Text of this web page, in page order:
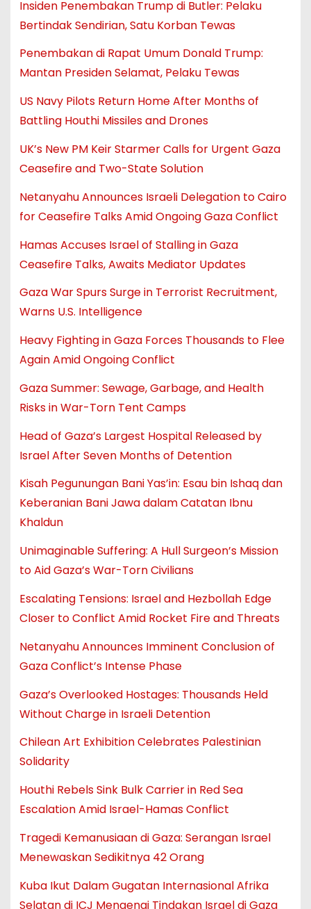
Insiden Penembakan Trump di Butler: Pelaku
Bertindak Sendirian, Satu Korban Tewas
Penembakan di Rapat Umum Donald Trump:
Mantan Presiden Selamat, Pelaku Tewas
US Navy Pilots Return Home After Months of
Battling Houthi Missiles and Drones
UK’s New PM Keir Starmer Calls for Urgent Gaza
Ceasefire and Two-State Solution
Netanyahu Announces Israeli Delegation to Cairo
for Ceasefire Talks Amid Ongoing Gaza Conflict
Hamas Accuses Israel of Stalling in Gaza
Ceasefire Talks, Awaits Mediator Updates
Gaza War Spurs Surge in Terrorist Recruitment,
Warns U.S. Intelligence
Heavy Fighting in Gaza Forces Thousands to Flee
Again Amid Ongoing Conflict
Gaza Summer: Sewage, Garbage, and Health
Risks in War-Torn Tent Camps
Head of Gaza’s Largest Hospital Released by
Israel After Seven Months of Detention
Kisah Pegunungan Bani Yas’in: Esau bin Ishaq dan
Keberanian Bani Jawa dalam Catatan Ibnu
Khaldun
Unimaginable Suffering: A Hull Surgeon’s Mission
to Aid Gaza’s War-Torn Civilians
Escalating Tensions: Israel and Hezbollah Edge
Closer to Conflict Amid Rocket Fire and Threats
Netanyahu Announces Imminent Conclusion of
Gaza Conflict’s Intense Phase
Gaza’s Overlooked Hostages: Thousands Held
Without Charge in Israeli Detention
Chilean Art Exhibition Celebrates Palestinian
Solidarity
Houthi Rebels Sink Bulk Carrier in Red Sea
Escalation Amid Israel-Hamas Conflict
Tragedi Kemanusiaan di Gaza: Serangan Israel
Menewaskan Sedikitnya 42 Orang
Kuba Ikut Dalam Gugatan Internasional Afrika
Selatan di ICJ Mengenai Tindakan Israel di Gaza